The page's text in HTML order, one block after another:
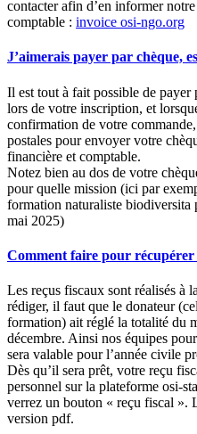
contacter afin d’en informer
comptable : invoice osi-ngo.org
J’aimerais payer par chèque,
Il est tout à fait possible de payer
lors de votre inscription, et
confirmation de votre
postales pour envoyer votre
financière et comptable.
Notez bien au dos de votre
pour quelle mission (ici par
formation naturaliste
mai 2025)
Comment faire pour récupérer
Les reçus fiscaux sont réalisés à
rédiger, il faut que le donateur
formation) ait réglé la totalité du
décembre. Ainsi nos équipes
sera valable pour l’année civile
Dès qu’il sera prêt, votre reçu
personnel sur la plateforme osi-
verrez un bouton « reçu fiscal ».
version pdf.